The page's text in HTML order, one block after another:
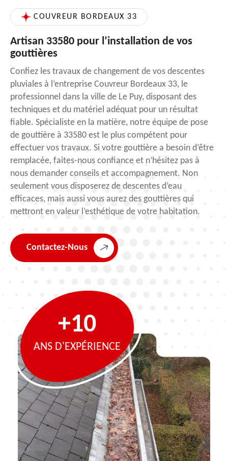
COUVREUR BORDEAUX 33
Artisan 33580 pour l’installation de vos
gouttières
Confiez les travaux de changement de vos descentes
pluviales à l’entreprise Couvreur Bordeaux 33, le
professionnel dans la ville de Le Puy, disposant des
techniques et du matériel adéquat pour un résultat
fiable. Spécialiste en la matière, notre équipe de pose
de gouttière à 33580 est le plus compétent pour
effectuer vos travaux. Si votre gouttière a besoin d’être
remplacée, faites-nous confiance et n’hésitez pas à
nous demander conseils et accompagnement. Non
seulement vous disposerez de descentes d’eau
efficaces, mais aussi vous aurez des gouttières qui
mettront en valeur l’esthétique de votre habitation.
Contactez-Nous
+10
ANS D'EXPÉRIENCE